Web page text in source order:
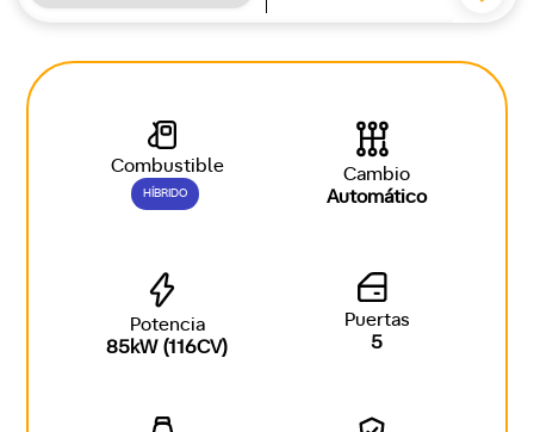
Combustible
HÍBRIDO
Cambio
Automático
Potencia
85kW (116CV)
Puertas
5